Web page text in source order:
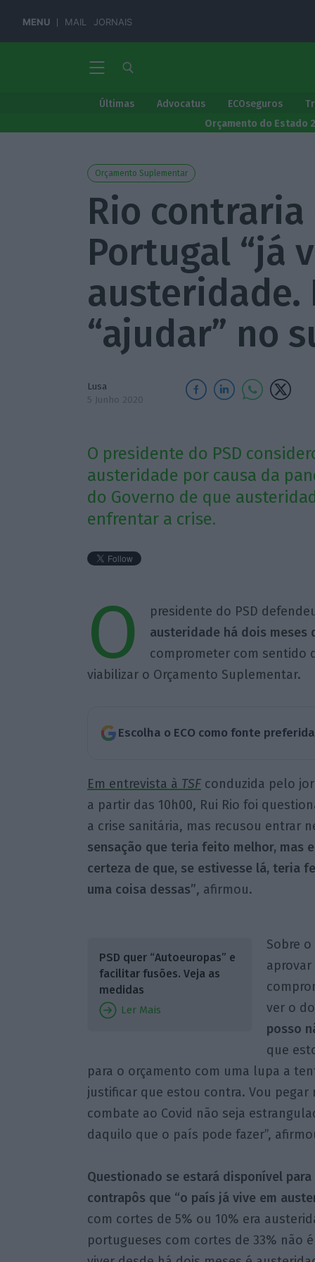
MENU MAIL JORNAIS
Últimas Advocatus ECOseguros
Orçamento do Estado
Orçamento Suplementar
Rio contraria
Portugal “já
austeridade.
“ajudar” no
Lusa
5 Junho 2020
O presidente do PSD
austeridade por causa da
do Governo de que
enfrentar a crise.
O presidente do PSD
austeridade há dois meses
comprometer com sentido
viabilizar o Orçamento Suplementar.
Escolha o ECO como fonte
Em entrevista à TSFconduzida pelo
a partir das 10h00, Rui Rio foi
a crise sanitária, mas recusou entrar
sensação que teria feito melhor, mas
certeza de que, se estivesse lá, teria
uma coisa dessas”, afirmou.
PSD quer “Autoeuropas” e
facilitar fusões. Veja as
medidas
Ler Mais
Sobre
aprovar
ver o
posso
que
para o orçamento com uma lupa a
justificar que estou contra. Vou
combate ao Covid não seja
daquilo que o país pode fazer”,
Questionado se estará disponível
contrapôs que “o país já vive em
com cortes de 5% ou 10% era
portugueses com cortes de 33% não